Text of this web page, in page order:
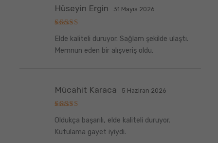
üzerinden
5oy aldı
Hüseyin Ergin 31 Mayıs 2026
Elde kaliteli duruyor. Sağlam şekilde ulaştı.
Memnun eden bir alışveriş oldu.
üzerinden
5 oy aldı
Mücahit Karaca 5 Haziran 2026
Oldukça başarılı, elde kaliteli duruyor.
Kutulama gayet iyiydi.